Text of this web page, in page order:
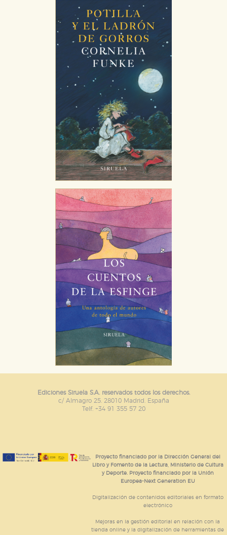
Ediciones Siruela S.A. reservados todos los derechos.
c/ Almagro 25. 28010 Madrid. España
Telf. +34 91 355 57 20
Proyecto financiado por la Dirección General del
Libro y Fomento de la Lectura, Ministerio de Cultura
y Deporte. Proyecto financiado por la Unión
Europea-Next Generation EU
Digitalización de contenidos editoriales en formato
electrónico
Mejoras en la gestión editorial en relación con la
tienda online y la digitalización de herramientas de